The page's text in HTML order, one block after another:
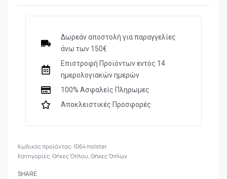
Δωρεάν αποστολή για παραγγελίες
άνω των 150€
Επιστροφή Προϊόντων εντός 14
ημερολογιακών ημερών
100% Ασφαλείς Πληρωμες
Αποκλειστικές Προσφορές
1064 holster
Κατηγορίες:Θήκες Όπλου, Θήκες Όπλων
SHARE